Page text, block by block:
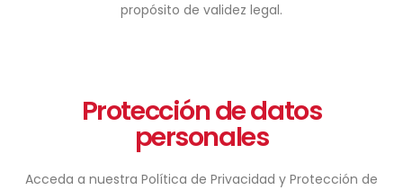
propósito de validez legal.
Protección de datos
personales
Acceda a nuestra Política de Privacidad y Protección de